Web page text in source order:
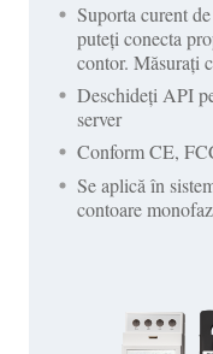
Suporta curent
puteți conecta
contor. Măsurați
Deschideți API
server
Conform CE,
Se aplică în
contoare